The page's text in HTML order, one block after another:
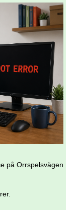
på Orrspelsvägen